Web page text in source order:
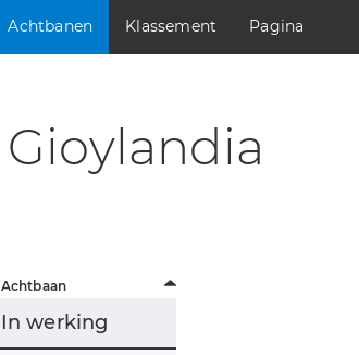
Achtbanen Klassement Pagina
Gioylandia
Achtbaan
In werking